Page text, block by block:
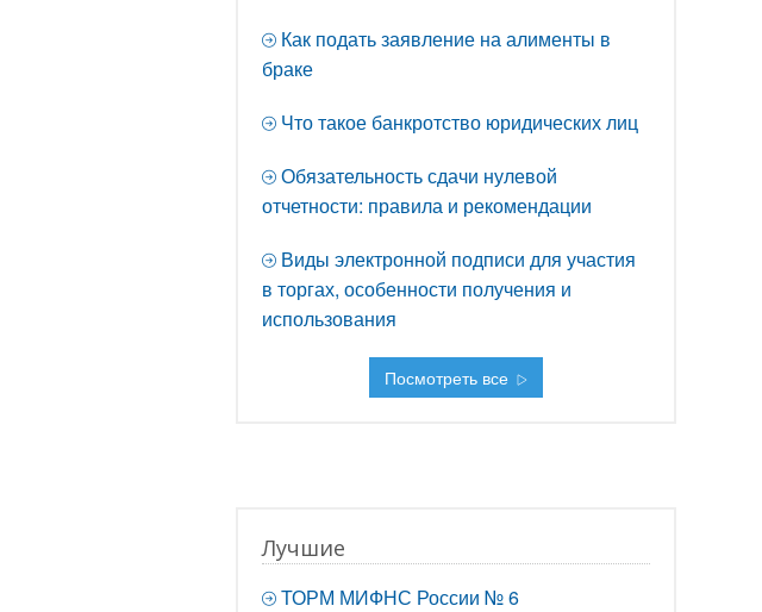
Как подать заявление на алименты в
браке
Что такое банкротство юридических лиц
Обязательность сдачи нулевой
отчетности: правила и рекомендации
Виды электронной подписи для участия
в торгах, особенности получения и
использования
Посмотреть все
Лучшие
ТОРМ МИФНС России № 6